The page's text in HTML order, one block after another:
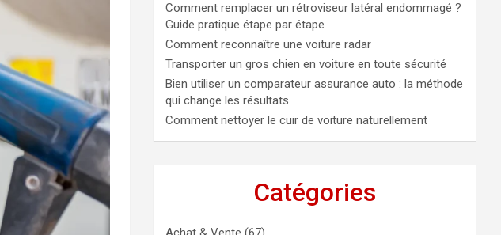
Comment remplacer un rétroviseur latéral endommagé ?
Guide pratique étape par étape
Comment reconnaître une voiture radar
Transporter un gros chien en voiture en toute sécurité
Bien utiliser un comparateur assurance auto : la méthode
qui change les résultats
Comment nettoyer le cuir de voiture naturellement
Catégories